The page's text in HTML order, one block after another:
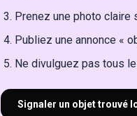
Prenez une photo claire
Publiez une annonce «
Ne divulguez pas tous
Signaler un objet trouvé